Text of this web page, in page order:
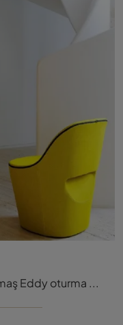
Tıkladığınızda Tacchini marka kumaş Eddy oturma grubu hakkında bilgi edinin: en güzel modern sabit sandalyeler s